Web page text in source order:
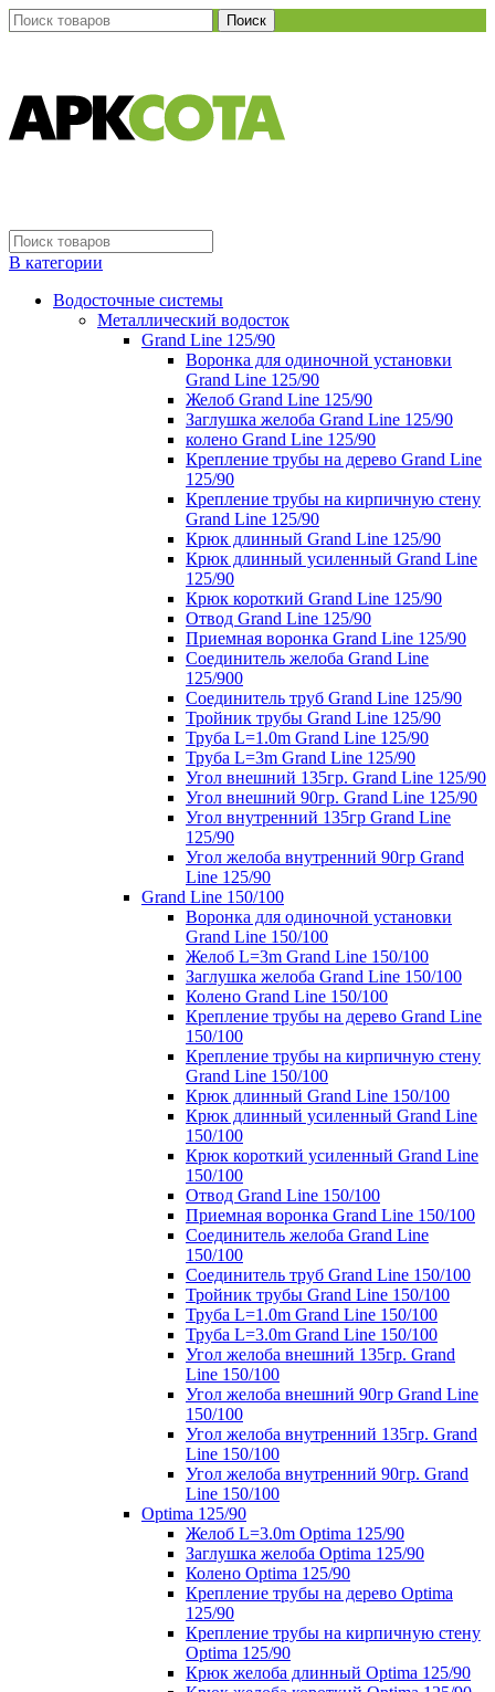
Поиск
В категории
Водосточные системы
Металлический водосток
Grand Line 125/90
Воронка для одиночной установки
Grand Line 125/90
Желоб Grand Line 125/90
Заглушка желоба Grand Line 125/90
колено Grand Line 125/90
Крепление трубы на дерево Grand Line
125/90
Крепление трубы на кирпичную стену
Grand Line 125/90
Крюк длинный Grand Line 125/90
Крюк длинный усиленный Grand Line
125/90
Крюк короткий Grand Line 125/90
Отвод Grand Line 125/90
Приемная воронка Grand Line 125/90
Соединитель желоба Grand Line
125/900
Соединитель труб Grand Line 125/90
Тройник трубы Grand Line 125/90
Труба L=1.0m Grand Line 125/90
Труба L=3m Grand Line 125/90
Угол внешний 135гр. Grand Line 125/90
Угол внешний 90гр. Grand Line 125/90
Угол внутренний 135гр Grand Line
125/90
Угол желоба внутренний 90гр Grand
Line 125/90
Grand Line 150/100
Воронка для одиночной установки
Grand Line 150/100
Желоб L=3m Grand Line 150/100
Заглушка желоба Grand Line 150/100
Колено Grand Line 150/100
Крепление трубы на дерево Grand Line
150/100
Крепление трубы на кирпичную стену
Grand Line 150/100
Крюк длинный Grand Line 150/100
Крюк длинный усиленный Grand Line
150/100
Крюк короткий усиленный Grand Line
150/100
Отвод Grand Line 150/100
Приемная воронка Grand Line 150/100
Соединитель желоба Grand Line
150/100
Соединитель труб Grand Line 150/100
Тройник трубы Grand Line 150/100
Труба L=1.0m Grand Line 150/100
Труба L=3.0m Grand Line 150/100
Угол желоба внешний 135гр. Grand
Line 150/100
Угол желоба внешний 90гр Grand Line
150/100
Угол желоба внутренний 135гр. Grand
Line 150/100
Угол желоба внутренний 90гр. Grand
Line 150/100
Optima 125/90
Желоб L=3.0m Optima 125/90
Заглушка желоба Optima 125/90
Колено Optima 125/90
Крепление трубы на дерево Optima
125/90
Крепление трубы на кирпичную стену
Optima 125/90
Крюк желоба длинный Optima 125/90